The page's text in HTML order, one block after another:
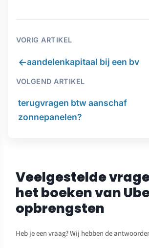
VORIG ARTIKEL
←aandelenkapitaal bij een bv
VOLGEND ARTIKEL
terugvragen btw aanschaf
zonnepanelen?
Veelgestelde
het boeken van
opbrengsten
Heb je een vraag? Wij hebben de